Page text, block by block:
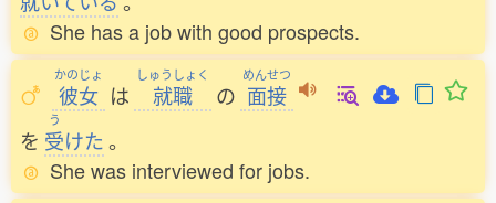
She has a job with good prospects.
かのじょ
彼女 は
しゅうしょく
就職 の
めんせつ
面接
を
う
受けた。
She was interviewed for jobs.